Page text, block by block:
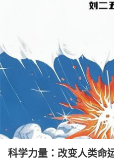
日本購物 電子/紙本書
HOT
科学力量：改变人类命